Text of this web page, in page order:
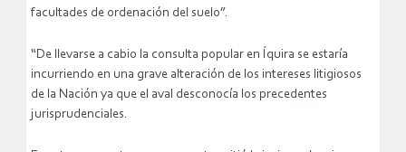
facultades de ordenación del suelo”.
“De llevarse a cabio la consulta popular en Íquira se estaría
incurriendo en una grave alteración de los intereses litigiosos
de la Nación ya que el aval desconocía los precedentes
jurisprudenciales.